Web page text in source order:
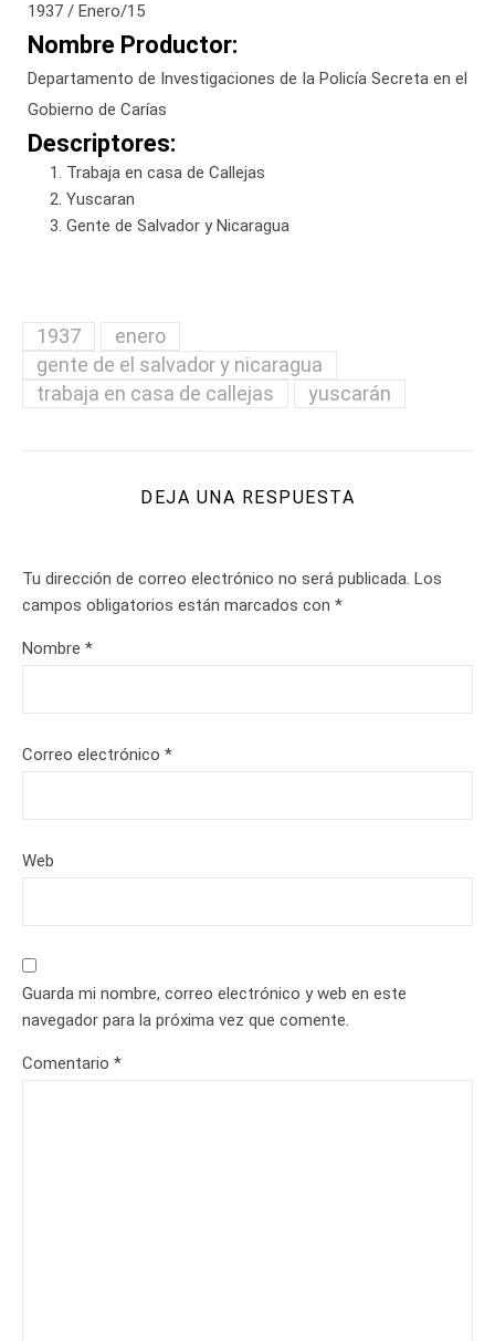
1937 / Enero/15
Nombre Productor:
Departamento de Investigaciones de la Policía Secreta en el
Gobierno de Carías
Descriptores:
Trabaja en casa de Callejas
Yuscaran
Gente de Salvador y Nicaragua
1937
enero
gente de el salvador y nicaragua
trabaja en casa de callejas
yuscarán
DEJA UNA RESPUESTA
Tu dirección de correo electrónico no será publicada. Los
campos obligatorios están marcados con *
Nombre *
Correo electrónico *
Web
Guarda mi nombre, correo electrónico y web en este
navegador para la próxima vez que comente.
Comentario *